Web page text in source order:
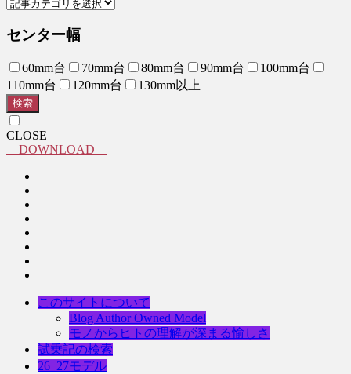
センター幅
60mm台 70mm台 80mm台 90mm台
100mm台
110mm台
120mm台 130mm以上
検索
CLOSE
DOWNLOAD
このサイトについて
Blog Author Owned Model
モノからヒトの理解が深まる愉しさ
試乗記の検索
26ｰ27モデル